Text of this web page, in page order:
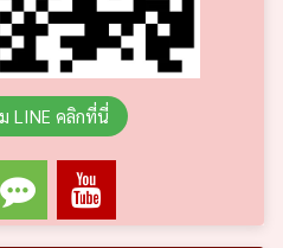
LINE คลิกที่นี่